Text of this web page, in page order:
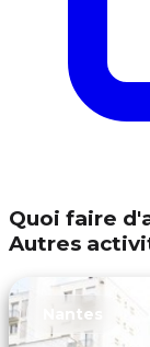
Quoi faire
Autres
Nantes